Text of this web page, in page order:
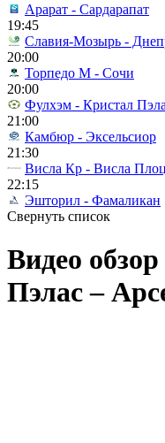
Арарат - Сардарапат
19:45
Славия-Мозырь -
20:00
Торпедо М - Сочи
20:00
Фулхэм - Кристал
21:00
Камбюр - Эксельсиор
21:30
Висла Кр - Висла
22:15
Эшторил - Фамаликан
Свернуть список
Видео
Пэлас –